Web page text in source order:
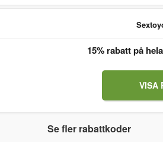
15% rabatt på
VISA
Se fler rabattkoder